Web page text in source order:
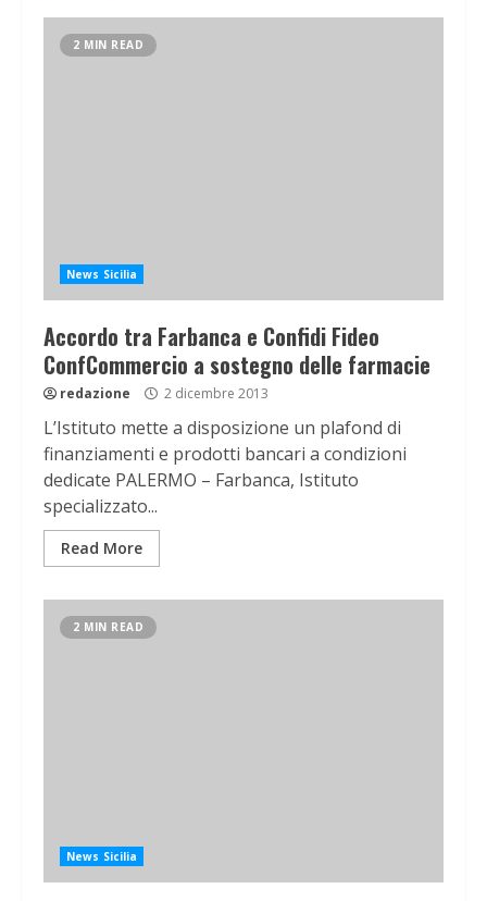
2 MIN READ
News Sicilia
Accordo tra Farbanca e Confidi Fideo
ConfCommercio a sostegno delle farmacie
redazione 2 dicembre 2013
L’Istituto mette a disposizione un plafond di
finanziamenti e prodotti bancari a condizioni
dedicate PALERMO – Farbanca, Istituto
specializzato...
Read More
2 MIN READ
News Sicilia